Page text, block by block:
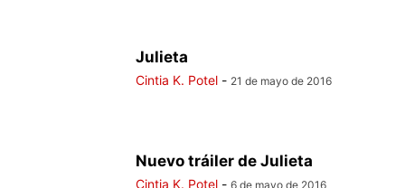
Julieta
Cintia K. Potel - 21 de mayo de 2016
Nuevo tráiler de Julieta
Cintia K. Potel - 6 de mayo de 2016